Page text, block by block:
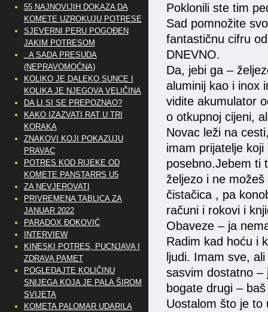
Poklonili ste tim
Sad pomnožite
fantastičnu cifru
DNEVNO.
Da, jebi ga –
aluminij kao i inox
vidite akumulator
o otkupnoj cijeni,
Novac leži na
imam prijatelje
posebno.Jebem ti
željezo i ne
čistačica , pa
računi i rokovi i
Obaveze – ja
Radim kad hoću i
ljudi. Imam sve,
sasvim dostatno –
bogate drugi –
Uostalom što je to
55 NAJNOVIJIH DOKAZA DA
KOMETE UZROKUJU POTRESE
SJEVERNI PERU POGOĐEN
JAKIM POTRESOM
..A SADA PRESUDA
(NEPRAVOMOĆNA)
KOLIKO JE DALEKO SUNCE I
KOLIKA JE NJEGOVA VELIČINA
DA LI SI SE PREPOZNAO?
KAKO IZAZVATI RAT U TRI
KORAKA
ZNAKOVI KOJI POKAZUJU
PRAVAC
POTRES KOD RIJEKE OD
KOMETE PANSTARRS U5
ZA NEVJEROVATI
PRIVREMENA TABLICA ZA
JANUAR 2022
PARADOX ĐOKOVIĆ
INTERVIEW
KINESKI POTRES, PUCNJAVA I
ZDRAVA PAMET
POGLEDAJTE KOLIČINU
SNIJEGA KOJA JE PALA ŠIROM
SVIJETA
KOMETA PALOMAR UDARILA